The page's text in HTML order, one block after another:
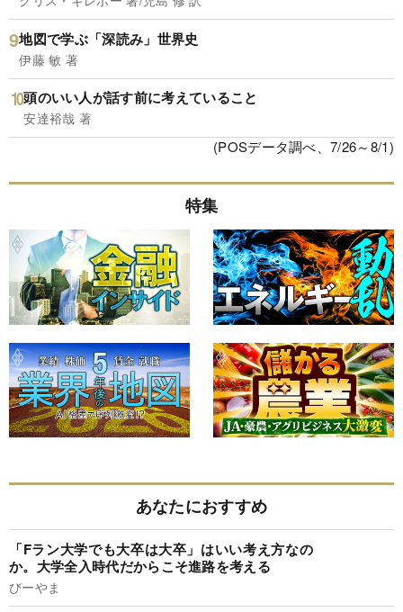
地図で学ぶ「深読み」世界史
伊藤 敏 著
頭のいい人が話す前に考えていること
安達裕哉 著
(POSデータ調べ、7/26～8/1)
特集
あなたにおすすめ
「Fラン大学でも大卒は大卒」はいい考え方なの
か。大学全入時代だからこそ進路を考える
びーやま